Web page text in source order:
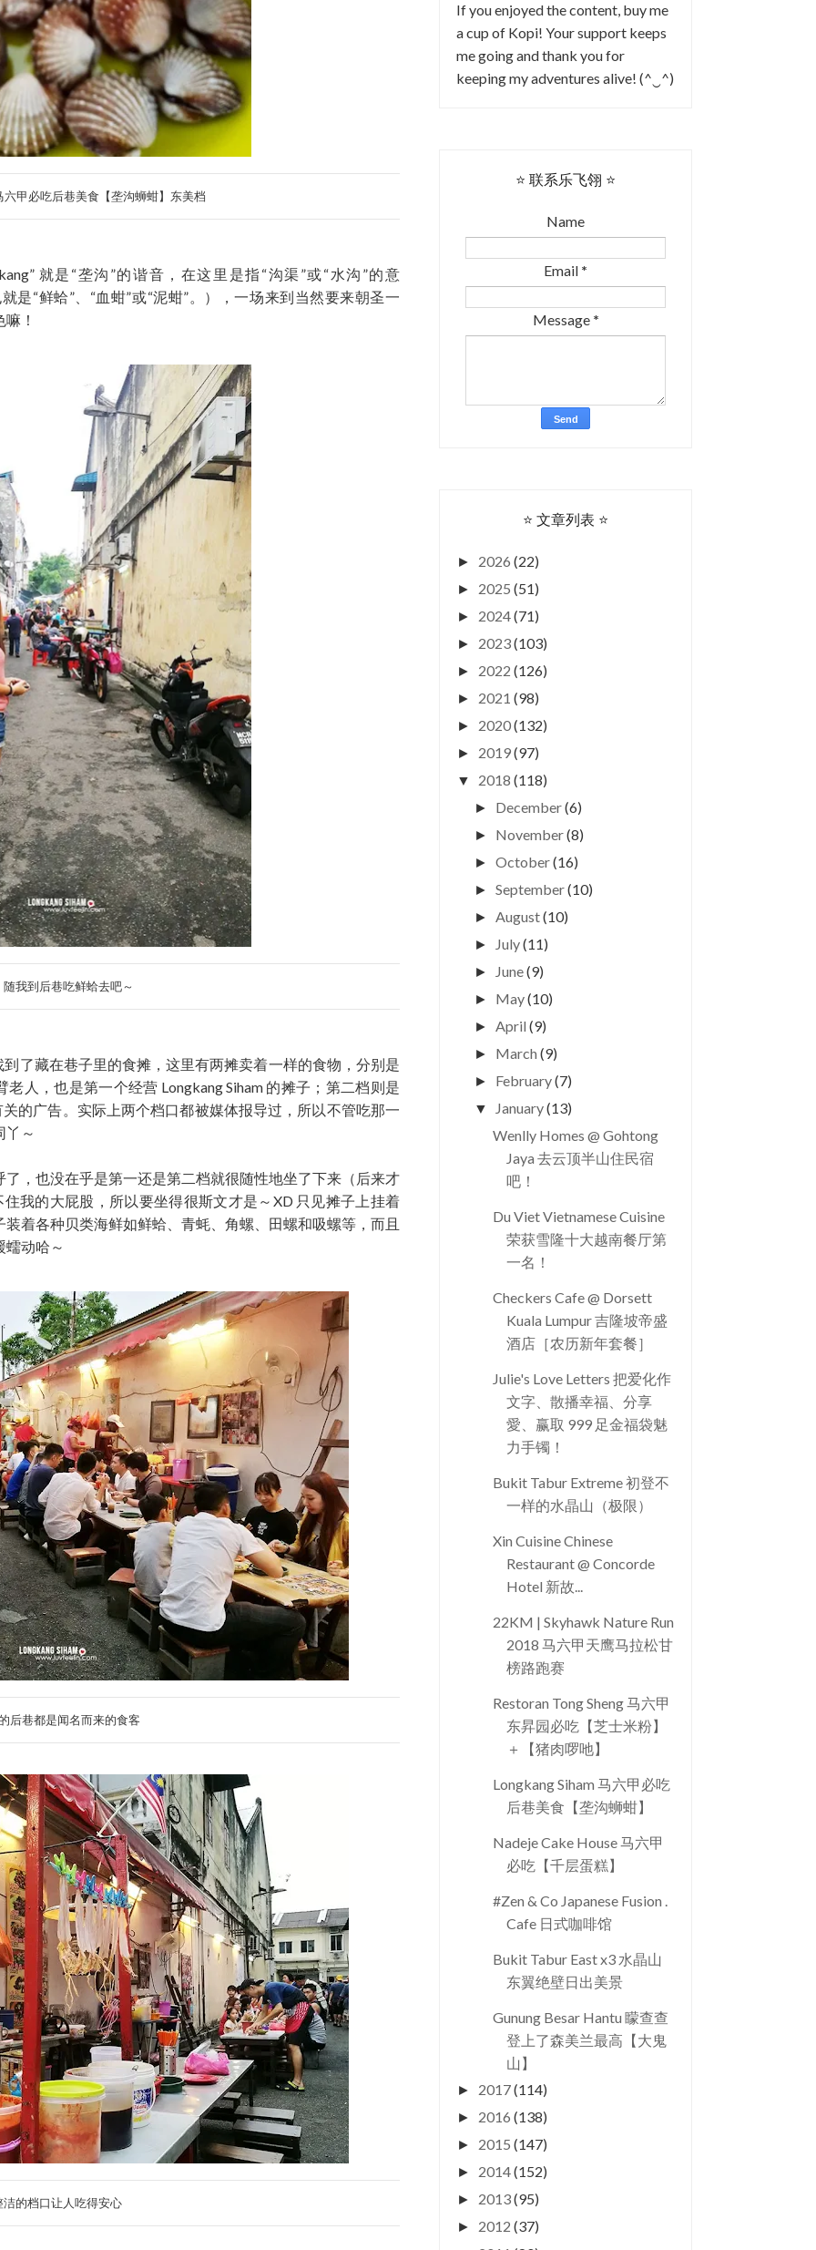
六甲必吃后巷美食【垄沟蛳蚶】东美档
就是“垄沟”的谐音，在这里是指“沟渠”或“水沟”的意
是“鲜蛤”、“血蚶”或“泥蚶”。），一场来到当然要来朝圣一
！
随我到后巷吃鲜蛤去吧～
到了藏在巷子里的食摊，这里有两摊卖着一样的食物，分别是
人，也是第一个经营 Longkang Siham 的摊子；第二档则是
的广告。实际上两个档口都被媒体报导过，所以不管吃那一
丫～
，也没在乎是第一还是第二档就很随性地坐了下来（后来才
我的大屁股，所以要坐得很斯文才是～XD 只见摊子上挂着
着各种贝类海鲜如鲜蛤、青蚝、角螺、田螺和吸螺等，而且
蠕动哈～
后巷都是闻名而来的食客
洁的档口让人吃得安心
If you enjoyed the content, buy me
a cup of Kopi! Your support keeps
me going and thank you for
keeping my adventures alive! (^‿^)
⭐ 联系乐飞翎 ⭐
Name
Email *
Message *
⭐ 文章列表 ⭐
► 2026 (22)
► 2025 (51)
► 2024(71)
► 2023(103)
► 2022 (126)
► 2021 (98)
► 2020(132)
► 2019(97)
▼ 2018 (118)
► December(6)
► November(8)
►October(16)
►September(10)
►August(10)
► July(11)
► June(9)
► May(10)
►April(9)
► March(9)
► February(7)
▼ January(13)
Wenlly Homes @ Gohtong
Jaya 去云顶半山住民宿
吧！
Du Viet Vietnamese Cuisine
荣获雪隆十大越南餐厅第
一名！
Checkers Cafe @ Dorsett
Kuala Lumpur 吉隆坡帝盛
酒店［农历新年套餐］
Julie's Love Letters 把爱化作
文字、散播幸福、分享
愛、赢取 999 足金福袋魅
力手镯！
Bukit Tabur Extreme 初登不
一样的水晶山（极限）
Xin Cuisine Chinese
Restaurant @ Concorde
Hotel 新故...
22KM | Skyhawk Nature Run
2018 马六甲天鹰马拉松甘
榜路跑赛
Restoran Tong Sheng 马六甲
东昇园必吃【芝士米粉】
＋【猪肉啰吔】
Longkang Siham 马六甲必吃
后巷美食【垄沟蛳蚶】
Nadeje Cake House 马六甲
必吃【千层蛋糕】
#Zen & Co Japanese Fusion .
Cafe 日式咖啡馆
Bukit Tabur East x3 水晶山
东翼绝壁日出美景
Gunung Besar Hantu 矇查查
登上了森美兰最高【大鬼
山】
► 2017(114)
► 2016 (138)
► 2015 (147)
► 2014(152)
► 2013(95)
► 2012 (37)